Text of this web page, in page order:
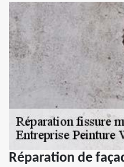
Réparation de